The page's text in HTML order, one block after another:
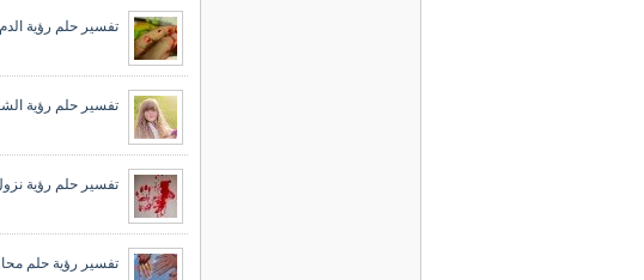
تفسير حلم رؤية
تفسير حلم رؤية
تفسير حلم رؤية
تفسير رؤية حلم